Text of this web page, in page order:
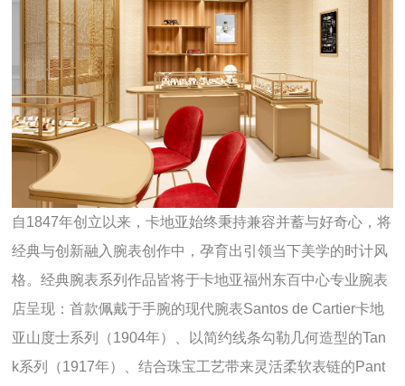
自1847年创立以来，卡地亚始终秉持兼容并蓄与好奇心，将
经典与创新融入腕表创作中，孕育出引领当下美学的时计风
格。经典腕表系列作品皆将于卡地亚福州东百中心专业腕表
店呈现：首款佩戴于手腕的现代腕表Santos de Cartier卡地
亚山度士系列（1904年）、以简约线条勾勒几何造型的Tan
k系列（1917年）、结合珠宝工艺带来灵活柔软表链的Pant